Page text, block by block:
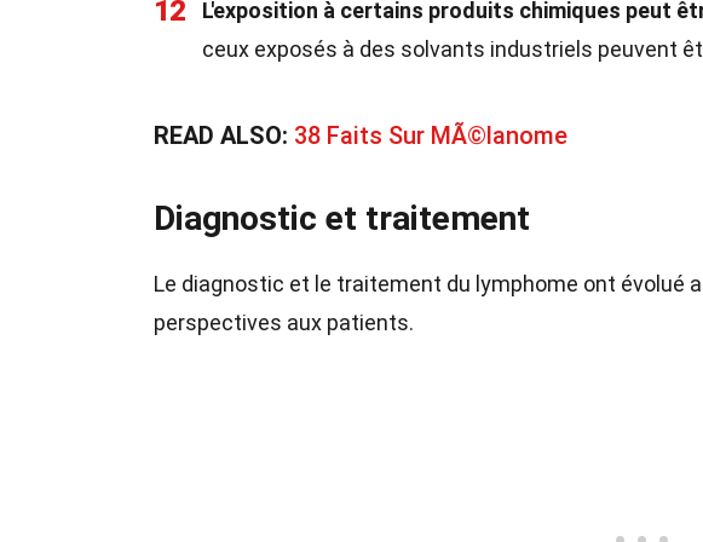
12 L'exposition à certains produits chimiques peut
ceux exposés à des solvants industriels peuvent
READ ALSO: 38 Faits Sur MÃ©lanome
Diagnostic et traitement
Le diagnostic et le traitement du lymphome ont évolué
perspectives aux patients.